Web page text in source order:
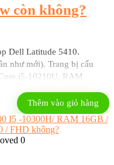
còn không?
Dell Latitude 5410.
như mới). Trang bị cấu
i5-10210U, RAM
và hiện đại. Vỏ máy
Thêm vào giỏ hàng
0